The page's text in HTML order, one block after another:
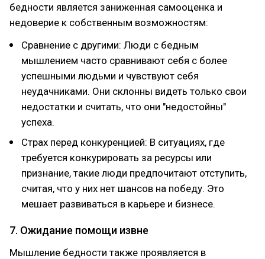
бедности является заниженная самооценка и
недоверие к собственным возможностям:
Сравнение с другими: Люди с бедным
мышлением часто сравнивают себя с более
успешными людьми и чувствуют себя
неудачниками. Они склонны видеть только свои
недостатки и считать, что они "недостойны"
успеха.
Страх перед конкуренцией: В ситуациях, где
требуется конкурировать за ресурсы или
признание, такие люди предпочитают отступить,
считая, что у них нет шансов на победу. Это
мешает развиваться в карьере и бизнесе.
7. Ожидание помощи извне
Мышление бедности также проявляется в